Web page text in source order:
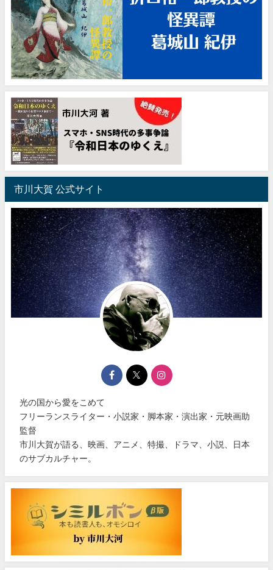
市川大賀 公式サイト
光の国から愛をこめて
フリーランスライター・小説家・脚本家・演出家・元映画助
監督
市川大賀が語る、映画、アニメ、特撮、ドラマ、小説、日本
のサブカルチャー。